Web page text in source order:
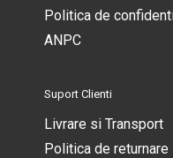
Politica de
ANPC
Suport Clienti
Livrare si Transport
Politica de returnare